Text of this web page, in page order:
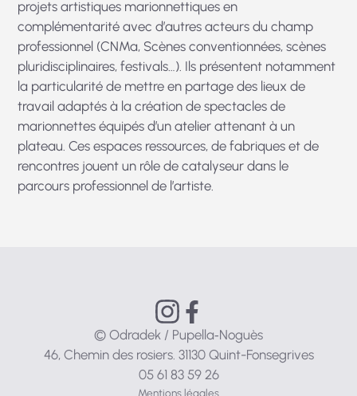
projets artistiques marionnettiques en
complémentarité avec d’autres acteurs du champ
professionnel (CNMa, Scènes conventionnées, scènes
pluridisciplinaires, festivals…). Ils présentent notamment
la particularité de mettre en partage des lieux de
travail adaptés à la création de spectacles de
marionnettes équipés d’un atelier attenant à un
plateau. Ces espaces ressources, de fabriques et de
rencontres jouent un rôle de catalyseur dans le
parcours professionnel de l’artiste.
© Odradek / Pupella‑Noguès
46, Chemin des rosiers. 31130 Quint-Fonsegrives
05 61 83 59 26
Mentions légales